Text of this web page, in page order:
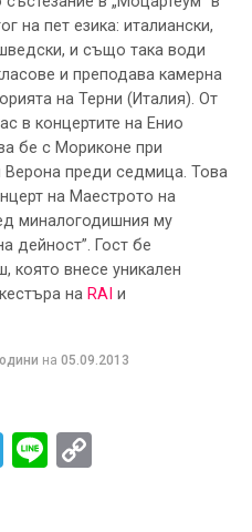
на пет езика: италиански,
и също така води
и преподава камерна
на Терни (Италия). От
в концертите на Енио
бе с Мориконе при
преди седмица. Това
на Маестрото на
миналогодишния му
дейност”. Гост бе
която внесе уникален
на RAI и
на 05.09.2013
Telegram
Line